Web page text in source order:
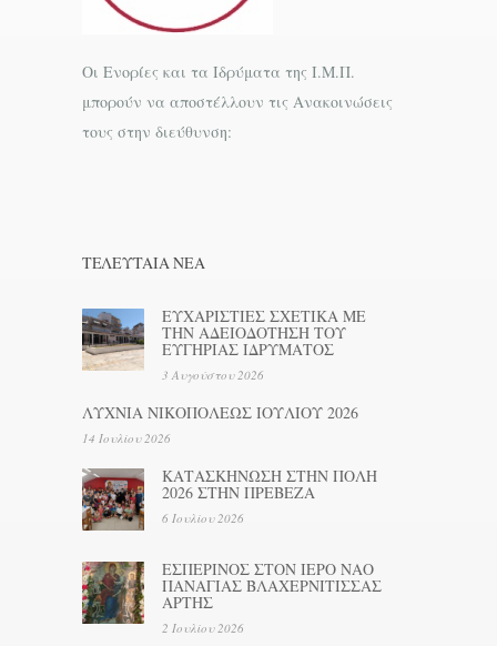
Οι Ενορίες και τα Ιδρύματα της Ι.Μ.Π.
μπορούν να αποστέλλουν τις Ανακοινώσεις
τους στην διεύθυνση:
ΤΕΛΕΥΤΑΊΑ ΝΕΑ
ΕΥΧΑΡΙΣΤΙΕΣ ΣΧΕΤΙΚΑ ΜΕ
ΤΗΝ ΑΔΕΙΟΔΟΤΗΣΗ ΤΟΥ
ΕΥΓΗΡΙΑΣ ΙΔΡΥΜΑΤΟΣ
3 Αυγούστου 2026
ΛΥΧΝΙΑ ΝΙΚΟΠΟΛΕΩΣ ΙΟΥΛΙΟΥ 2026
14 Ιουλίου 2026
ΚΑΤΑΣΚΗΝΩΣΗ ΣΤΗΝ ΠΟΛΗ
2026 ΣΤΗΝ ΠΡΕΒΕΖΑ
6 Ιουλίου 2026
ΕΣΠΕΡΙΝΟΣ ΣΤΟΝ ΙΕΡΟ ΝΑΟ
ΠΑΝΑΓΙΑΣ ΒΛΑΧΕΡΝΙΤΙΣΣΑΣ
ΑΡΤΗΣ
2 Ιουλίου 2026